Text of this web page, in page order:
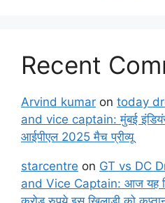
Recent
Arvind kumar on today
and vice captain: मुंबई इंडियंस
आईपीएल 2025 मैच प्रीव्यू
starcentre on GT vs DC
and Vice Captain: आज यह